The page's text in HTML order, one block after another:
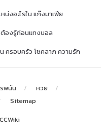
งอะไรใน แก๊งมาเฟีย
ต้องรู้ก่อนแทงบอล
ครอบครัว โชคลาภ ความรัก
พนัน
หวย
Sitemap